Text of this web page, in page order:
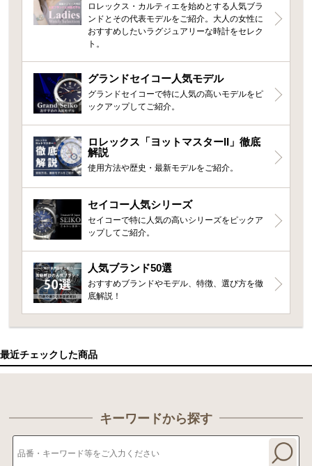
ロレックス・カルティエを始めとする人気ブラ
ンドとその代表モデルをご紹介。大人の女性に
おすすめしたいラグジュアリーな時計をセレク
ト。
グランドセイコー人気モデル
グランドセイコーで特に人気の高いモデルをピ
ックアップしてご紹介。
ロレックス「ヨットマスターII」徹底
解説
使用方法や歴史・最新モデルをご紹介。
セイコー人気シリーズ
セイコーで特に人気の高いシリーズをピックア
ップしてご紹介。
人気ブランド50選
おすすめブランドやモデル、特徴、選び方を徹
底解説！
最近チェックした商品
キーワードから探す